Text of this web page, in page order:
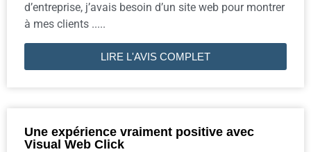
d’entreprise, j’avais besoin d’un site web pour montrer
à mes clients .....
LIRE L'AVIS COMPLET
Une expérience vraiment positive avec
Visual Web Click